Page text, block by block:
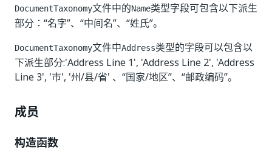
DocumentTaxonomy文件中的Name类型字段可包含以下派生
部分：“名字”、“中间名”、“姓氏”。
DocumentTaxonomy文件中Address类型的字段可以包含以
下派生部分:'Address Line 1', 'Address Line 2', 'Address
Line 3', '市', '州/县/省' 、“国家/地区”、“邮政编码”。
成员
构造函数